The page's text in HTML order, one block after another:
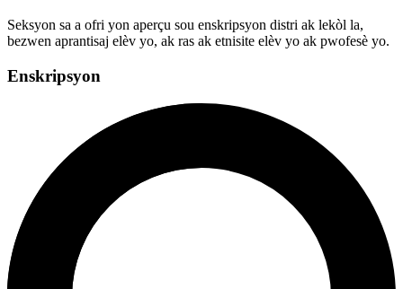
Seksyon sa a ofri yon aperçu sou enskripsyon distri ak lekòl la,
bezwen aprantisaj elèv yo, ak ras ak etnisite elèv yo ak pwofesè yo.
Enskripsyon